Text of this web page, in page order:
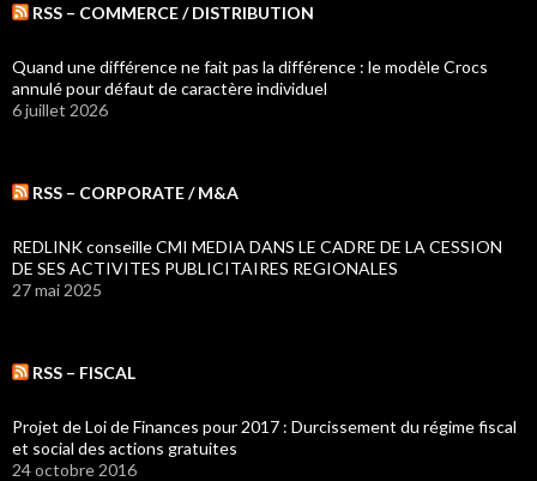
RSS – COMMERCE / DISTRIBUTION
Quand une différence ne fait pas la différence : le modèle Crocs
annulé pour défaut de caractère individuel
6 juillet 2026
RSS – CORPORATE / M&A
REDLINK conseille CMI MEDIA DANS LE CADRE DE LA CESSION
DE SES ACTIVITES PUBLICITAIRES REGIONALES
27 mai 2025
RSS – FISCAL
Projet de Loi de Finances pour 2017 : Durcissement du régime fiscal
et social des actions gratuites
24 octobre 2016